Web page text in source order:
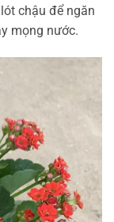
chậu để ngăn
mọng nước.